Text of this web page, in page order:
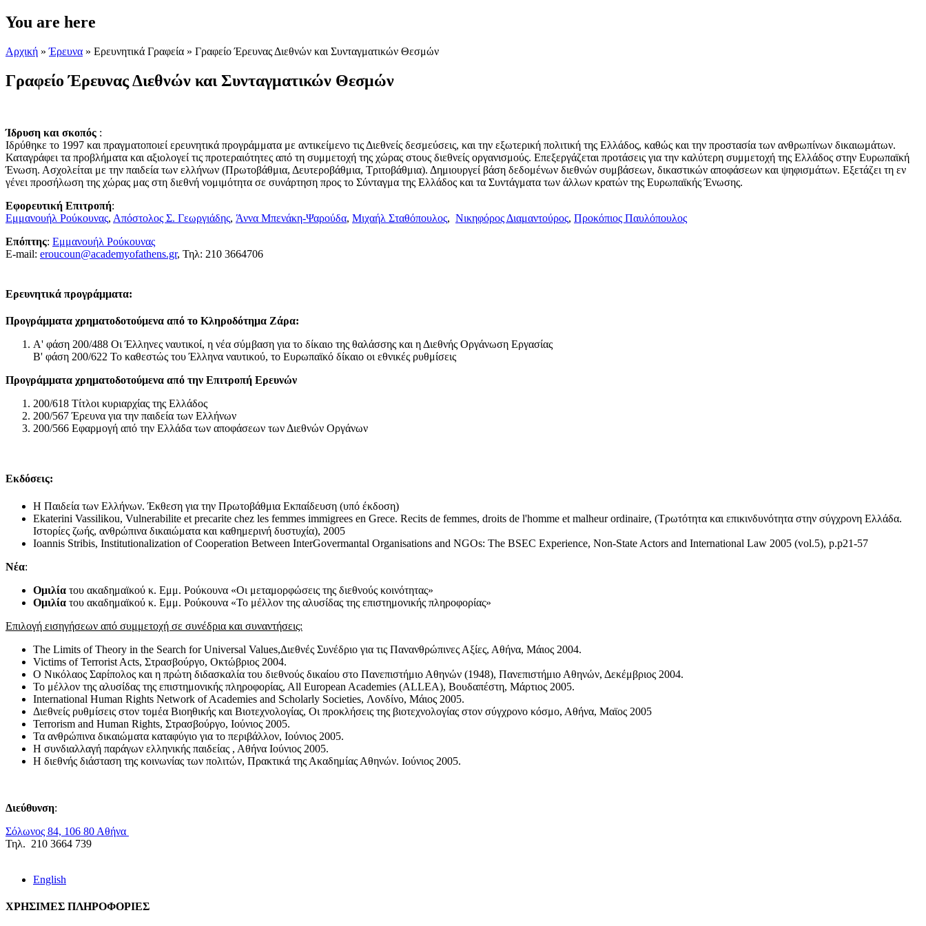
You are here
Αρχική »Έρευνα » Ερευνητικά Γραφεία » Γραφείο Έρευνας Διεθνών και Συνταγματικών Θεσμών
Γραφείο Έρευνας Διεθνών και Συνταγματικών Θεσμών
Ίδρυση και σκοπός :
Ιδρύθηκε το 1997 και πραγματοποιεί ερευνητικά προγράμματα με αντικείμενο τις Διεθνείς δεσμεύσεις, και την εξωτερική πολιτική της Ελλάδος, καθώς και την προστασία των ανθρωπίνων δικαιωμάτων.
Καταγράφει τα προβλήματα και αξιολογεί τις προτεραιότητες από τη συμμετοχή της χώρας στους διεθνείς οργανισμούς. Επεξεργάζεται προτάσεις για την καλύτερη συμμετοχή της Ελλάδος στην Ευρωπαϊκή
Ένωση. Ασχολείται με την παιδεία των ελλήνων (Πρωτοβάθμια, Δευτεροβάθμια, Τριτοβάθμια). Δημιουργεί βάση δεδομένων διεθνών συμβάσεων, δικαστικών αποφάσεων και ψηφισμάτων. Εξετάζει τη εν
γένει προσήλωση της χώρας μας στη διεθνή νομιμότητα σε συνάρτηση προς το Σύνταγμα της Ελλάδος και τα Συντάγματα των άλλων κρατών της Ευρωπαϊκής Ένωσης.
Εφορευτική Επιτροπή:
Εμμανουήλ Ρούκουνας, Απόστολος Σ. Γεωργιάδης, Άννα Μπενάκη-Ψαρούδα, Μιχαήλ Σταθόπουλος, Νικηφόρος Διαμαντούρος, Προκόπιος Παυλόπουλος
Επόπτης: Εμμανουήλ Ρούκουνας
Ε-mail: eroucoun@academyofathens.gr, Τηλ: 210 3664706
Ερευνητικά προγράμματα:
Προγράμματα χρηματοδοτούμενα από το Κληροδότημα Ζάρα:
Α' φάση 200/488 Οι Έλληνες ναυτικοί, η νέα σύμβαση για το δίκαιο της θαλάσσης και η Διεθνής Οργάνωση Εργασίας
Β' φάση 200/622 Το καθεστώς του Έλληνα ναυτικού, το Ευρωπαϊκό δίκαιο οι εθνικές ρυθμίσεις
Προγράμματα χρηματοδοτούμενα από την Επιτροπή Ερευνών
200/618 Τίτλοι κυριαρχίας της Ελλάδος
200/567 Έρευνα για την παιδεία των Ελλήνων
200/566 Εφαρμογή από την Ελλάδα των αποφάσεων των Διεθνών Οργάνων
Εκδόσεις:
Η Παιδεία των Ελλήνων. Έκθεση για την Πρωτοβάθμια Εκπαίδευση (υπό έκδοση)
Ekaterini Vassilikou, Vulnerabilite et precarite chez les femmes immigrees en Grece. Recits de femmes, droits de l'homme et malheur ordinaire, (Τρωτότητα και επικινδυνότητα στην σύγχρονη Ελλάδα.
Ιστορίες ζωής, ανθρώπινα δικαιώματα και καθημερινή δυστυχία), 2005
Ioannis Stribis, Institutionalization of Cooperation Between InterGovermantal Organisations and NGOs: The BSEC Experience, Non-State Actors and International Law 2005 (vol.5), p.p21-57
Νέα:
Ομιλία του ακαδημαϊκού κ. Εμμ. Ρούκουνα «Οι μεταμορφώσεις της διεθνούς κοινότητας»
Ομιλία του ακαδημαϊκού κ. Εμμ. Ρούκουνα «Το μέλλον της αλυσίδας της επιστημονικής πληροφορίας»
Επιλογή εισηγήσεων από συμμετοχή σε συνέδρια και συναντήσεις:
The Limits of Theory in the Search for Universal Values,Διεθνές Συνέδριο για τις Πανανθρώπινες Αξίες, Αθήνα, Μάιος 2004.
Victims of Terrorist Acts, Στρασβούργο, Οκτώβριος 2004.
Ο Νικόλαος Σαρίπολος και η πρώτη διδασκαλία του διεθνούς δικαίου στο Πανεπιστήμιο Αθηνών (1948), Πανεπιστήμιο Αθηνών, Δεκέμβριος 2004.
Το μέλλον της αλυσίδας της επιστημονικής πληροφορίας, Αll European Academies (ALLEA), Βουδαπέστη, Mάρτιος 2005.
International Human Rights Network of Academies and Scholarly Societies, Λονδίνο, Μάιος 2005.
Διεθνείς ρυθμίσεις στον τομέα Βιοηθικής και Βιοτεχνολογίας, Οι προκλήσεις της βιοτεχνολογίας στον σύγχρονο κόσμο, Αθήνα, Μαϊος 2005
Terrorism and Human Rights, Στρασβούργο, Ιούνιος 2005.
Τα ανθρώπινα δικαιώματα καταφύγιο για το περιβάλλον, Ιούνιος 2005.
Η συνδιαλλαγή παράγων ελληνικής παιδείας , Αθήνα Ιούνιος 2005.
Η διεθνής διάσταση της κοινωνίας των πολιτών, Πρακτικά της Ακαδημίας Αθηνών. Ιούνιος 2005.
Διεύθυνση:
Σόλωνος 84, 106 80 Αθήνα
Τηλ. 210 3664 739
English
ΧΡΗΣΙΜΕΣ ΠΛΗΡΟΦΟΡΙΕΣ